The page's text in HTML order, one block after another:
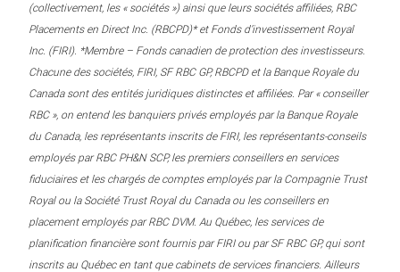
(collectivement, les « sociétés ») ainsi que leurs sociétés affiliées, RBC
Placements en Direct Inc. (RBCPD)* et Fonds d’investissement Royal
Inc. (FIRI). *Membre – Fonds canadien de protection des investisseurs.
Chacune des sociétés, FIRI, SF RBC GP, RBCPD et la Banque Royale du
Canada sont des entités juridiques distinctes et affiliées. Par « conseiller
RBC », on entend les banquiers privés employés par la Banque Royale
du Canada, les représentants inscrits de FIRI, les représentants-conseils
employés par RBC PH&N SCP, les premiers conseillers en services
fiduciaires et les chargés de comptes employés par la Compagnie Trust
Royal ou la Société Trust Royal du Canada ou les conseillers en
placement employés par RBC DVM. Au Québec, les services de
planification financière sont fournis par FIRI ou par SF RBC GP, qui sont
inscrits au Québec en tant que cabinets de services financiers. Ailleurs